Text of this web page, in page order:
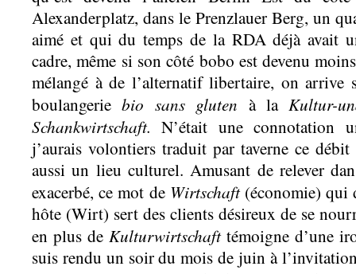
Alexanderplatz, dans le Prenzlauer Berg, un
aimé et qui du temps de la RDA déjà avait
cadre, même si son côté bobo est devenu
mélangé à de l’alternatif libertaire, on arrive
boulangeriebio sans gluten à laKultur-
Schankwirtschaft.N’était une connotation
j’aurais volontiers traduit par taverne ce
aussi un lieu culturel. Amusant de relever
exacerbé, ce mot de Wirtschaft(économie) qui
hôte (Wirt) sert des clients désireux de se
en plus de Kulturwirtschaft témoigne d’une
suis rendu un soir du mois de juin à